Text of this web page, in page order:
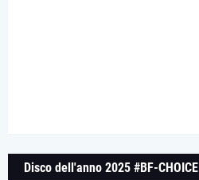
Disco dell'anno 2025 #BF-CHOICE